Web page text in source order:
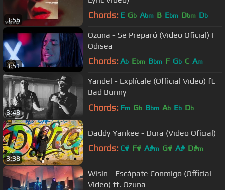
3:56 Chords: E Gb Abm B Ebm Dbm Db
3:51
Ozuna - Se Preparó (Video Oficial) |
Odisea
Chords: Ab Ebm Bbm F Gb C Am
3:48
Yandel - Explícale (Official Video) ft.
Bad Bunny
Chords: Fm Gb Bbm Ab Eb Db
3:38
Daddy Yankee - Dura (Video Oficial)
Chords: C# F# A#m G# A# D#m
Wisin - Escápate Conmigo (Official
Video) ft. Ozuna